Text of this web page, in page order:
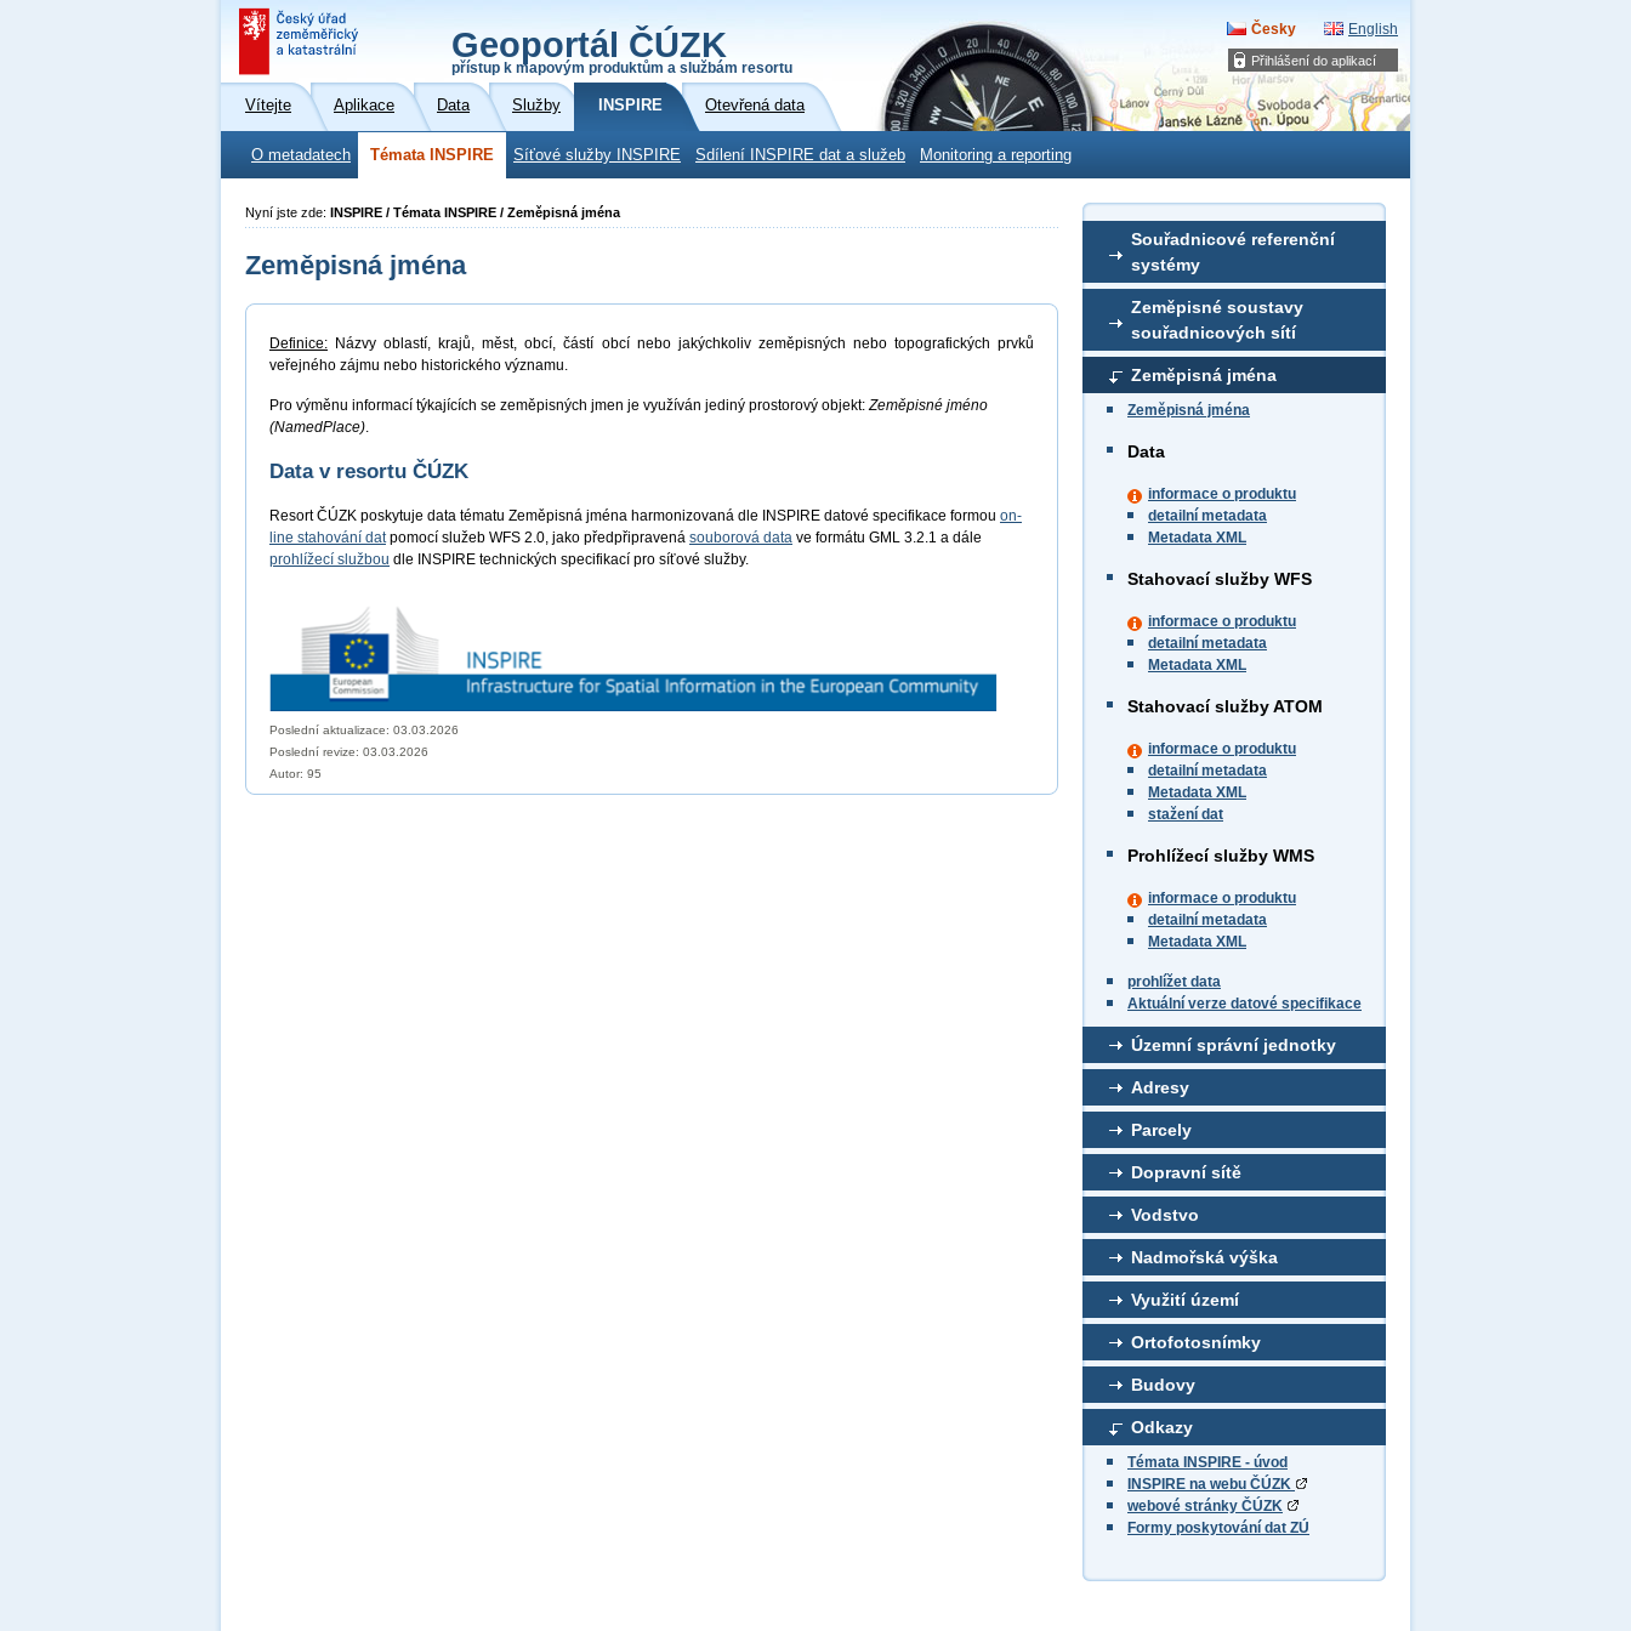
Přihlášení do aplikací
Geoportál ČÚZK
přístup k mapovým produktům a službám resortu
Česky English
Vítejte Aplikace Data Služby INSPIRE Otevřená data
O metadatech Témata INSPIRE Síťové služby INSPIRE Sdílení INSPIRE dat a služeb Monitoring a reporting
Souřadnicové referenční
systémy
Zeměpisné soustavy
souřadnicových sítí
Zeměpisná jména
Zeměpisná jména
Data
informace o produktu
detailní metadata
Metadata XML
Stahovací služby WFS
informace o produktu
detailní metadata
Metadata XML
Stahovací služby ATOM
informace o produktu
detailní metadata
Metadata XML
stažení dat
Prohlížecí služby WMS
informace o produktu
detailní metadata
Metadata XML
prohlížet data
Aktuální verze datové specifikace
Územní správní jednotky
Adresy
Parcely
Dopravní sítě
Vodstvo
Nadmořská výška
Využití území
Ortofotosnímky
Budovy
Odkazy
Témata INSPIRE - úvod
INSPIRE na webu ČÚZK
webové stránky ČÚZK
Formy poskytování dat ZÚ
Nyní jste zde: INSPIRE / Témata INSPIRE / Zeměpisná jména
Zeměpisná jména
Definice: Názvy oblastí, krajů, měst, obcí, částí obcí nebo jakýchkoliv zeměpisných nebo topografických prvků
veřejného zájmu nebo historického významu.
Pro výměnu informací týkajících se zeměpisných jmen je využíván jediný prostorový objekt:Zeměpisné jméno
(NamedPlace).
Data v resortu ČÚZK
Resort ČÚZK poskytuje data tématu Zeměpisná jména harmonizovaná dle INSPIRE datové specifikace formou on-
line stahování datpomocí služeb WFS 2.0, jako předpřipravená souborová data ve formátu GML 3.2.1 a dále
prohlížecí službou dle INSPIRE technických specifikací pro síťové služby.
Poslední aktualizace: 03.03.2026
Poslední revize: 03.03.2026
Autor: 95